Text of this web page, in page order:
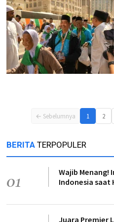
← Sebelumnya 1 2
BERITA TERPOPULER
01
Wajib Menang!
Indonesia saat
Juara Premier